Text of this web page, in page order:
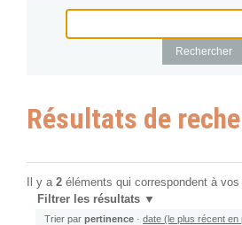
Résultats de
Il y a 2 éléments qui correspondent à vos
Filtrer les résultats
Trier par pertinence · date (le plus récent en